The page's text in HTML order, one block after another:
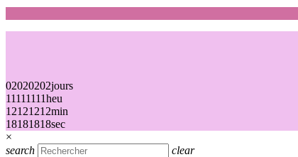
02020202jours
11111111heu
12121212min
18181818sec
×
search
clear